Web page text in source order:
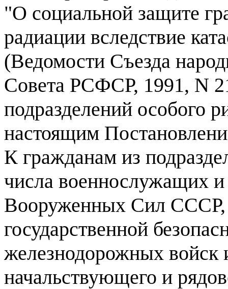
"О социальной защите
радиации вследствие
(Ведомости Съезда
Совета РСФСР, 1991, N
подразделений особого
настоящим
К гражданам из
числа военнослужащих и
Вооруженных Сил СССР,
государственной
железнодорожных войск
начальствующего и